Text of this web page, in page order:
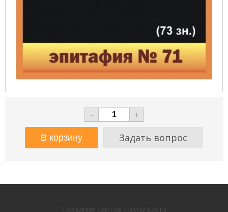
-
+
Задать вопрос
Создание сайтов - www.63s.ru